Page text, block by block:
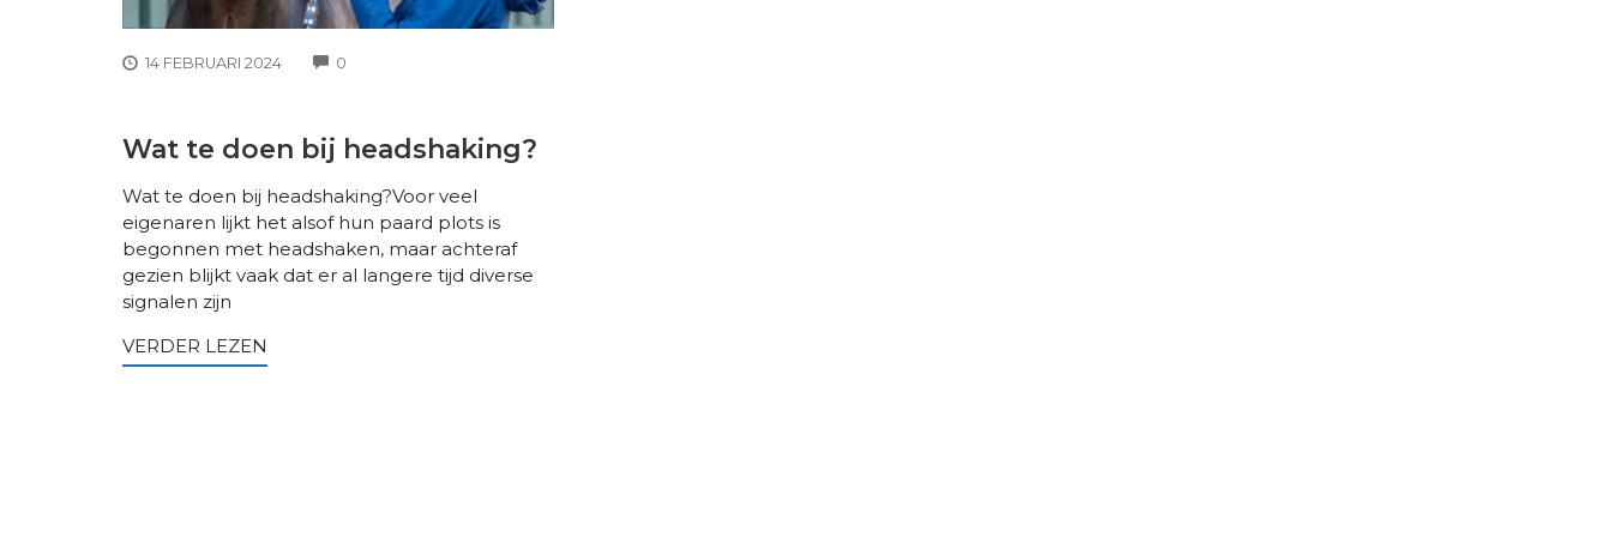
14 FEBRUARI 2024 0
Wat te doen bij headshaking?
Wat te doen bij headshaking?Voor veel
eigenaren lijkt het alsof hun paard plots is
begonnen met headshaken, maar achteraf
gezien blijkt vaak dat er al langere tijd diverse
signalen zijn
VERDER LEZEN